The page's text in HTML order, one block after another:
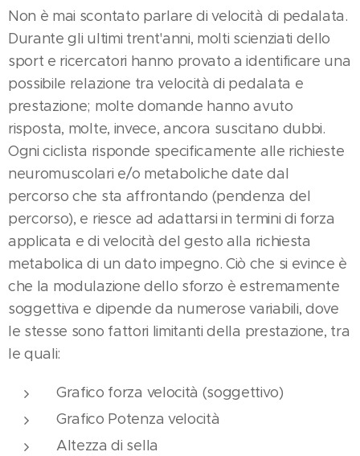
Non è mai scontato parlare di velocità di pedalata.
Durante gli ultimi trent'anni, molti scienziati dello
sport e ricercatori hanno provato a identificare una
possibile relazione tra velocità di pedalata e
prestazione; molte domande hanno avuto
risposta, molte, invece, ancora suscitano dubbi.
Ogni ciclista risponde specificamente alle richieste
neuromuscolari e/o metaboliche date dal
percorso che sta affrontando (pendenza del
percorso), e riesce ad adattarsi in termini di forza
applicata e di velocità del gesto alla richiesta
metabolica di un dato impegno. Ciò che si evince è
che la modulazione dello sforzo è estremamente
soggettiva e dipende da numerose variabili, dove
le stesse sono fattori limitanti della prestazione, tra
le quali:
Grafico forza velocità (soggettivo)
Grafico Potenza velocità
Altezza di sella